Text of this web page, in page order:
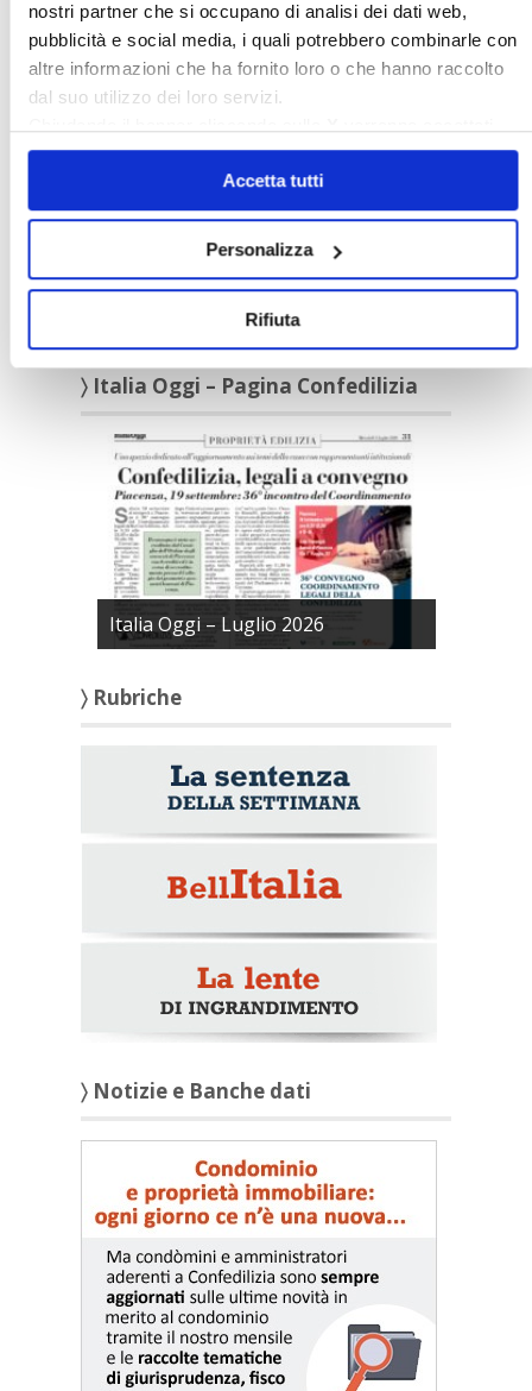
nostri partner che si occupano di analisi dei dati web,
pubblicità e social media, i quali potrebbero combinarle con
altre informazioni che ha fornito loro o che hanno raccolto
dal suo utilizzo dei loro servizi.
solo i cookie necessari.
Accetta tutti
Personalizza
Rifiuta
Appuntamenti
〉 Confedilizia notizie
Confedilizia notizie – Luglio 2026
〉 Italia Oggi – Pagina Confedilizia
Italia Oggi – Luglio 2026
〉 Rubriche
〉 Notizie e Banche dati